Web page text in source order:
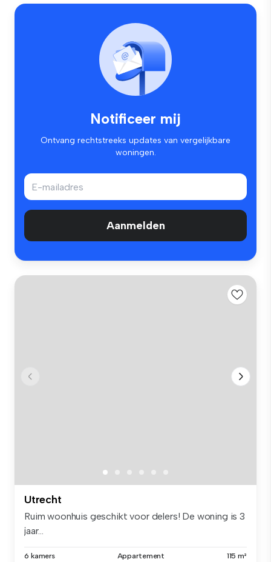
Notificeer mij
Ontvang rechtstreeks updates van vergelijkbare
woningen.
Aanmelden
Utrecht
Ruim woonhuis geschikt voor delers! De woning is 3
jaar...
6 kamers Appartement 115 m²